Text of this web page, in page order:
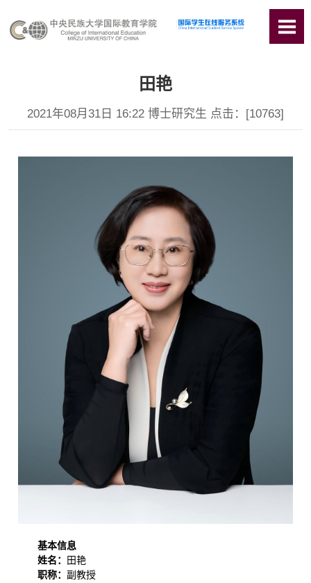
田艳
2021年08月31日 16:22 博士研究生 点击：[10763]
基本信息
姓名：
田艳
职称：副教授